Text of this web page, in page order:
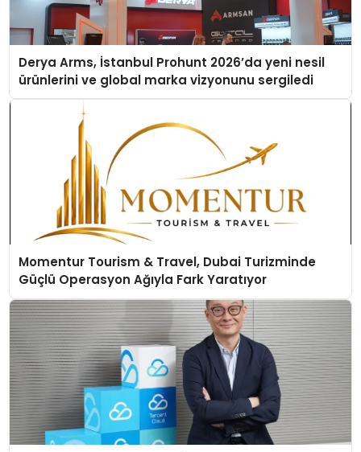
Derya Arms, İstanbul Prohunt 2026’da yeni nesil
ürünlerini ve global marka vizyonunu sergiledi
Momentur Tourism & Travel, Dubai Turizminde
Güçlü Operasyon Ağıyla Fark Yaratıyor